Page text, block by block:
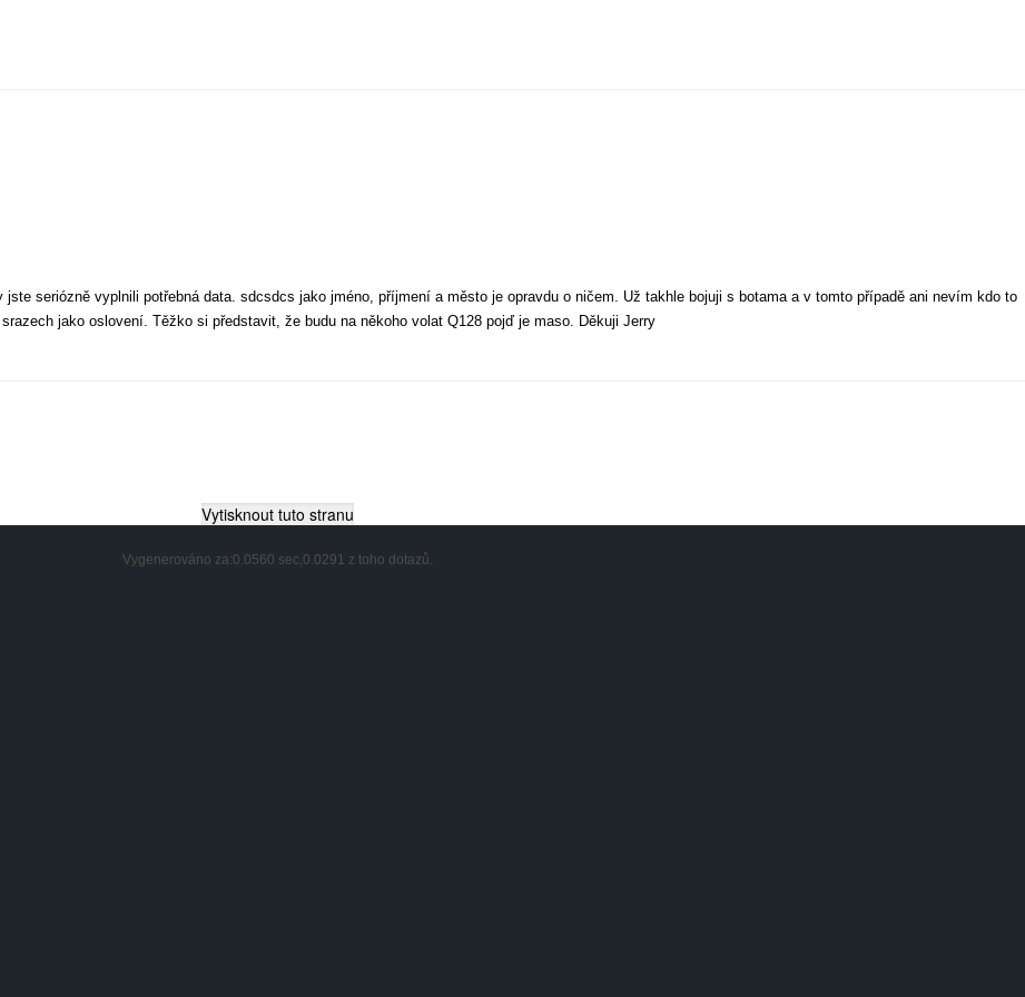
seriózně vyplnili potřebná data. sdcsdcs jako jméno, příjmení a město je opravdu o ničem. Už takhle bojuji s botama a v tomto případě ani nevím kdo to
jako oslovení. Těžko si představit, že budu na někoho volat Q128 pojď je maso. Děkuji Jerry
Vygenerováno za:0.0560 sec,0.0291 z toho dotazů.